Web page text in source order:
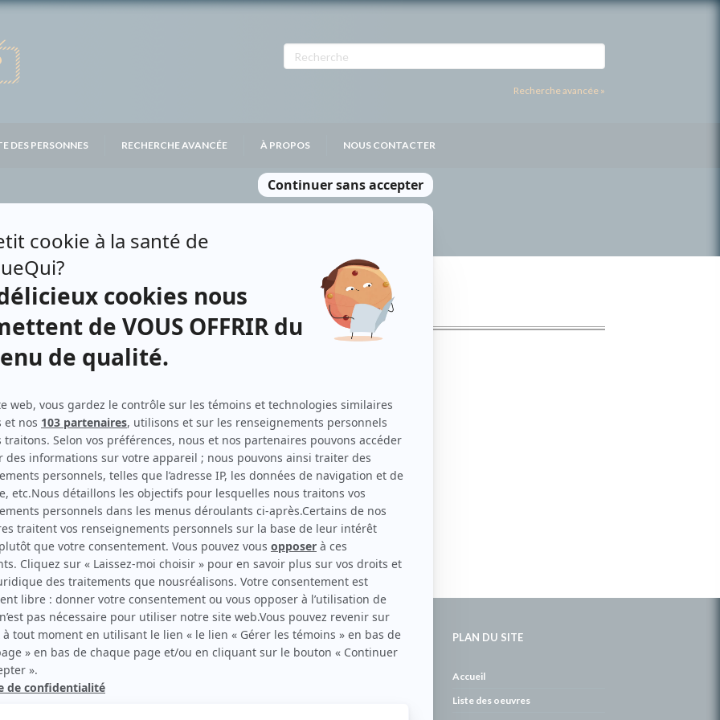
Recherche avancée »
DES PERSONNES RECHERCHE AVANCÉE À PROPOS NOUS CONTACTER
GIRARD
Personnages
Série noire
Autres contributions
IndéfendableRéalisateur
Défense d'entrer!Réalisateur
carbure à son petit écran. Celui qu’on surnomme parfois «l’encyclopédie de
à 2001. Sa spécialité: la télé québécoise. On peut l’entendre régulièrement
PLAN DU SITE
Accueil
Liste des oeuvres